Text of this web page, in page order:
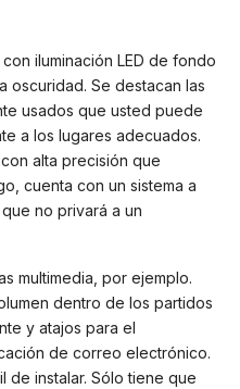
iluminación LED de fondo
oscuridad. Se destacan las
usados que usted puede
a los lugares adecuados.
alta precisión que
cuenta con un sistema a
no privará a un
multimedia, por ejemplo.
dentro de los partidos
y atajos para el
de correo electrónico.
de instalar. Sólo tiene que